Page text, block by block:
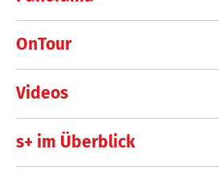
OnTour
Videos
s+ im Überblick